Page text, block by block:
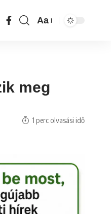
Aa
meg
1 perc olvasási idő